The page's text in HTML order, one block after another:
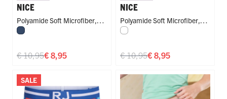
NICE
Polyamide Soft Microfiber,
Maxi String
Donkerblauw
€ 8,95
€ 10,95
NICE
Polyamide Soft Microfiber,
Maxi String
Wit
€ 8,95
€ 10,95
SALE